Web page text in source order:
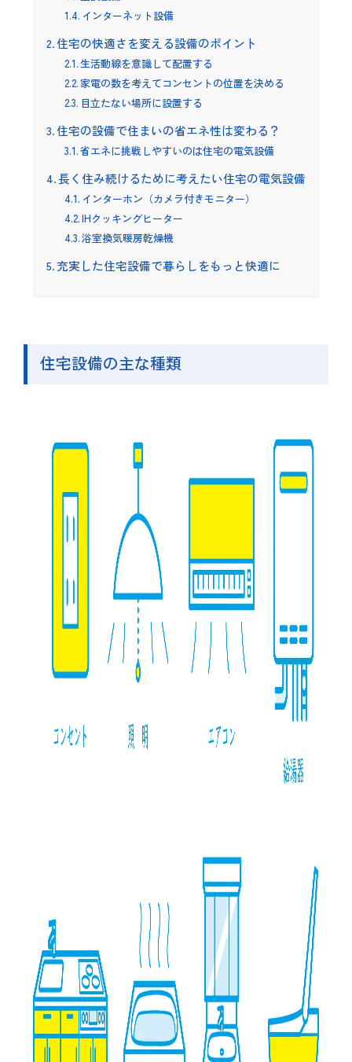
インターネット設備
住宅の快適さを変える設備のポイント
生活動線を意識して配置する
家電の数を考えてコンセントの位置を決める
目立たない場所に設置する
住宅の設備で住まいの省エネ性は変わる？
省エネに挑戦しやすいのは住宅の電気設備
長く住み続けるために考えたい住宅の電気設備
インターホン（カメラ付きモニター）
IHクッキングヒーター
浴室換気暖房乾燥機
充実した住宅設備で暮らしをもっと快適に
住宅設備の主な種類